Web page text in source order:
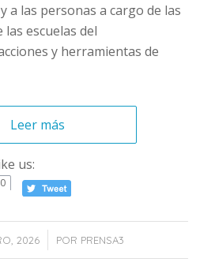
a las personas a cargo de las
escuelas del
y herramientas de
Leer más
us:
0
2026 POR PRENSA3